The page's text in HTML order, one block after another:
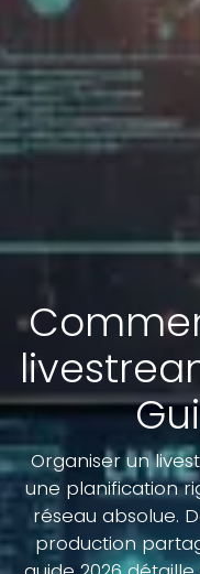
Organiser un
une planification
réseau absolue.
production